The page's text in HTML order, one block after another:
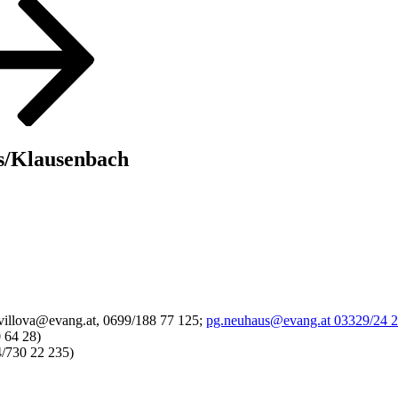
Klausenbach
0699/188 77 125; pg.neuhaus@evang.at 03329/24
64 28)
730 22 235)